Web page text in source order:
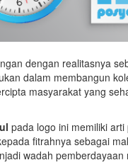
dengan realitasnya
dalam membangun
masyarakat yang
pada logo ini memiliki
fitrahnya sebagai
wadah pemberdayaan